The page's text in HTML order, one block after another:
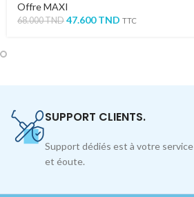
Offre MAXI
68.000TND 47.600TND TTC
SUPPORT CLIENTS.
Support dédiés est à votre service
et éoute.